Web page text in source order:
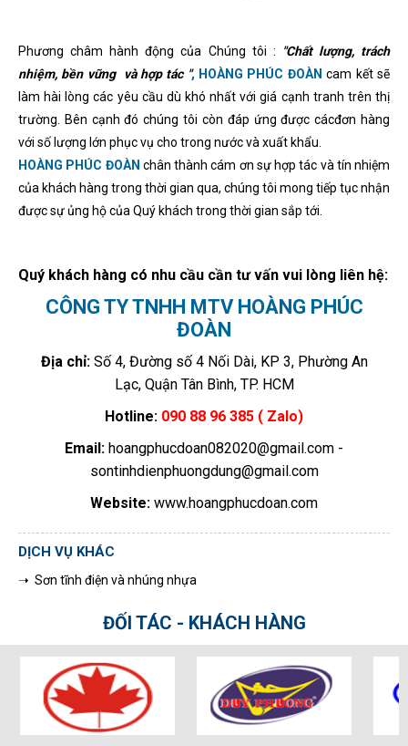
Phương châm hành động của Chúng tôi : "Chất lượng, trách
nhiệm, bền vững và hợp tác ", HOÀNG PHÚC ĐOÀN cam kết sẽ
làm hài lòng các yêu cầu dù khó nhất với giá cạnh tranh trên thị
trường. Bên cạnh đó chúng tôi còn đáp ứng được cácđơn hàng
với số lượng lớn phục vụ cho trong nước và xuất khẩu.
HOÀNG PHÚC ĐOÀN chân thành cám ơn sự hợp tác và tín nhiệm
của khách hàng trong thời gian qua, chúng tôi mong tiếp tục nhận
được sự ủng hộ của Quý khách trong thời gian sắp tới.
Quý khách hàng có nhu cầu cần tư vấn vui lòng liên hệ:
CÔNG TY TNHH MTV HOÀNG PHÚC
ĐOÀN
Địa chỉ:Số 4, Đường số 4 Nối Dài, KP 3, Phường An
Lạc, Quận Tân Bình, TP. HCM
Hotline: 090 88 96 385 ( Zalo)
Email: hoangphucdoan082020@gmail.com -
sontinhdienphuongdung@gmail.com
Website: www.hoangphucdoan.com
DỊCH VỤ KHÁC
➝ Sơn tĩnh điện và nhúng nhựa
ĐỐI TÁC - KHÁCH HÀNG